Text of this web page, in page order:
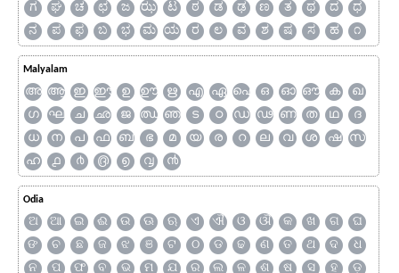
ಗ
ಘ ಚ ಛ ಜ ಝ ಟ ಠ ಡ ಢ ಣ ತ ಥ ದ
ಧ
ನ
ಪ ಫ ಬ ಭ ಮ ಯ ರ ಲ ವ ಶ ಷ ಸ ಹ ೧
Malyalam
അ ആ ഇ ഈ ഉ ഊ ഋ എ ഏ ഐ ഒ ഓ ഔ ക
ഖ
ഗ
ഘ ച ഛ ജ ഝ ഞ ട ഠ ഡ ഢ ണ ത ഥ
ദ
ധ
ന പ ഫ ബ ഭ മ യ ര റ ല വ ശ ഷ
സ
ഹ
൧ ൪ ൫ ൭ ൮ ൯
Odia
ଅ ଆ ଇ ଈ ଉ ଊ ଋ ଏ ଐ ଓ ଔ କ ଖ ଗ
ଘ
ଙ
ଚ ଛ ଜ ଝ ଞ ଟ ଠ ଡ ଢ ଣ ତ ଥ ଦ
ଧ
ନ
ପ ଫ ବ ଭ ମ ଯ ର ଲ ଳ ଶ ଷ ସ ହ
ଡ଼